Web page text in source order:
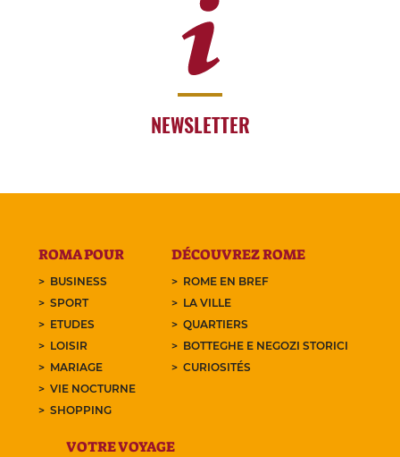
NEWSLETTER
ROMA POUR
BUSINESS
SPORT
ETUDES
LOISIR
MARIAGE
VIE NOCTURNE
SHOPPING
DÉCOUVREZ ROME
ROME EN BREF
LA VILLE
QUARTIERS
BOTTEGHE E NEGOZI STORICI
CURIOSITÉS
VOTRE VOYAGE